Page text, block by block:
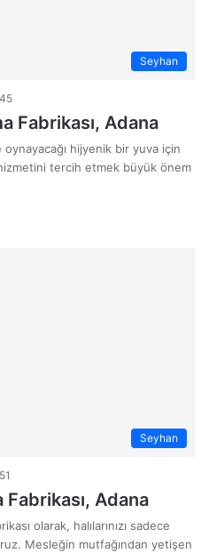
Seyhan
45
Fabrikası, Adana
oynayacağı hijyenik bir yuva için
tercih etmek büyük önem
Seyhan
51
Fabrikası, Adana
olarak, halılarınızı sadece
Mesleğin mutfağından yetişen